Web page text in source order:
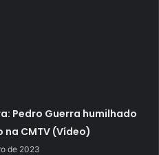
Pedro Guerra humilhado
CMTV (Vídeo)
de 2023